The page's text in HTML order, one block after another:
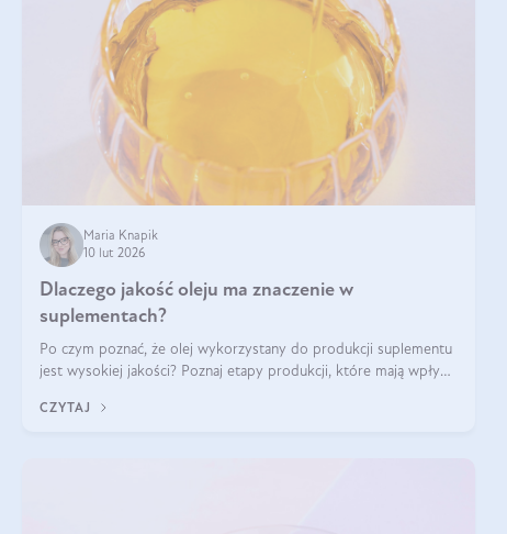
Maria Knapik
10 lut 2026
Dlaczego jakość oleju ma znaczenie w
suplementach?
Po czym poznać, że olej wykorzystany do produkcji suplementu
jest wysokiej jakości? Poznaj etapy produkcji, które mają wpływ
CZYTAJ